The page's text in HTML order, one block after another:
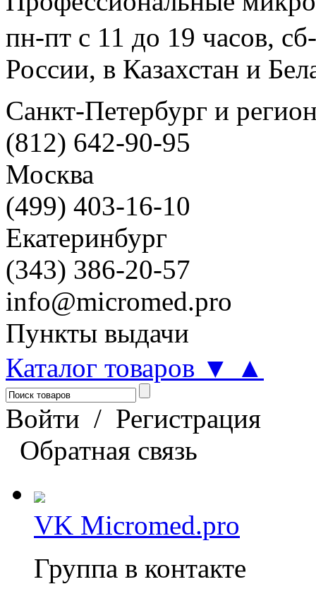
пн-пт с 11 до 19 часов,
России, в Казахстан и
Санкт-Петербург и
(812) 642-90-95
Москва
(499) 403-16-10
Екатеринбург
(343) 386-20-57
info@micromed.pro
Пункты выдачи
Каталог товаров ▼
▲
Войти / Регистрация
Обратная связь
VK Micromed.pro
Группа в контакте